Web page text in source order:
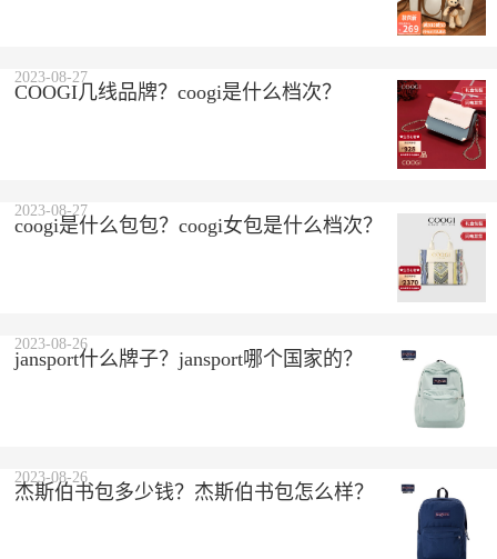
COOGI几线品牌？coogi是什么档次？
2023-08-27
coogi是什么包包？coogi女包是什么档次？
2023-08-27
jansport什么牌子？jansport哪个国家的？
2023-08-26
杰斯伯书包多少钱？杰斯伯书包怎么样？
2023-08-26